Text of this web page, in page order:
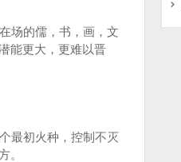
场的儒，书，画，文
能更大，更难以晋
最初火种，控制不灭
。